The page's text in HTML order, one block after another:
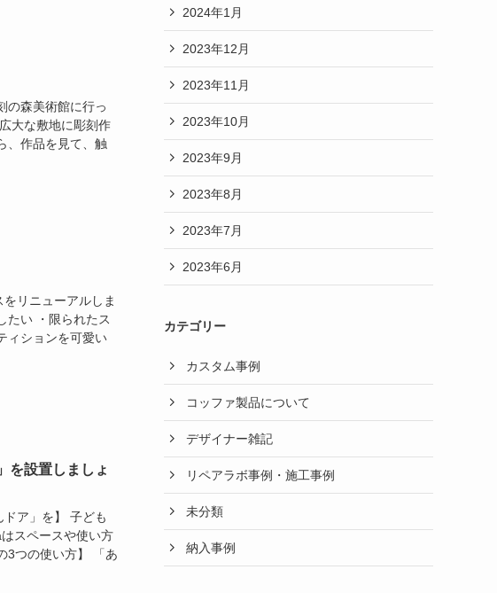
の森美術館に行っ
大な敷地に彫刻作
、作品を見て、触
リニューアルしま
たい ・限られたス
ィションを可愛い
を設置しましょ
ドア」を】 子ども
スペースや使い方
3つの使い方】 「あ
2024年1月
2023年12月
2023年11月
2023年10月
2023年9月
2023年8月
2023年7月
2023年6月
カテゴリー
カスタム事例
コッファ製品について
デザイナー雑記
リペアラボ事例・施工事例
未分類
納入事例